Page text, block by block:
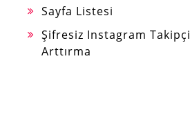
Sayfa Listesi
Şifresiz Instagram Takipçi
Arttırma